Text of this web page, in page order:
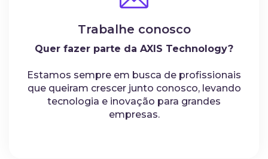
Trabalhe conosco
Quer fazer parte da AXIS Technology?
Estamos sempre em busca de profissionais
que queiram crescer junto conosco, levando
tecnologia e inovação para grandes
empresas.